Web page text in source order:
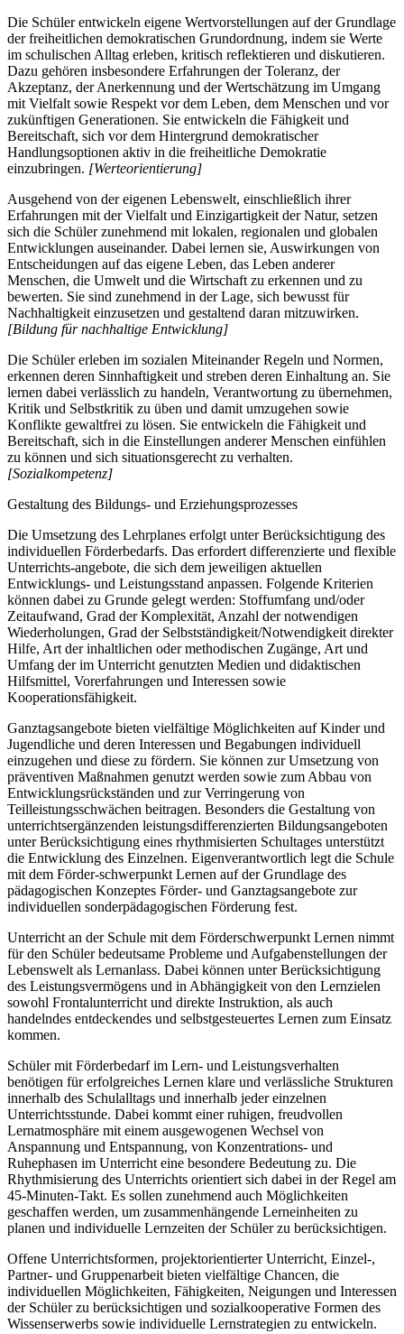
Die Schüler entwickeln eigene Wertvorstellungen auf der Grundlage
der freiheitlichen demokratischen Grundordnung, indem sie Werte
im schulischen Alltag erleben, kritisch reflektieren und diskutieren.
Dazu gehören insbesondere Erfahrungen der Toleranz, der
Akzeptanz, der Anerkennung und der Wertschätzung im Umgang
mit Vielfalt sowie Respekt vor dem Leben, dem Menschen und vor
zukünftigen Generationen. Sie entwickeln die Fähigkeit und
Bereitschaft, sich vor dem Hintergrund demokratischer
Handlungsoptionen aktiv in die freiheitliche Demokratie
einzubringen. [Werteorientierung]
Ausgehend von der eigenen Lebenswelt, einschließlich ihrer
Erfahrungen mit der Vielfalt und Einzigartigkeit der Natur, setzen
sich die Schüler zunehmend mit lokalen, regionalen und globalen
Entwicklungen auseinander. Dabei lernen sie, Auswirkungen von
Entscheidungen auf das eigene Leben, das Leben anderer
Menschen, die Umwelt und die Wirtschaft zu erkennen und zu
bewerten. Sie sind zunehmend in der Lage, sich bewusst für
Nachhaltigkeit einzusetzen und gestaltend daran mitzuwirken.
[Bildung für nachhaltige Entwicklung]
Die Schüler erleben im sozialen Miteinander Regeln und Normen,
erkennen deren Sinnhaftigkeit und streben deren Einhaltung an. Sie
lernen dabei verlässlich zu handeln, Verantwortung zu übernehmen,
Kritik und Selbstkritik zu üben und damit umzugehen sowie
Konflikte gewaltfrei zu lösen. Sie entwickeln die Fähigkeit und
Bereitschaft, sich in die Einstellungen anderer Menschen einfühlen
zu können und sich situationsgerecht zu verhalten.
[Sozialkompetenz]
Gestaltung des Bildungs- und Erziehungsprozesses
Die Umsetzung des Lehrplanes erfolgt unter Berücksichtigung des
individuellen Förderbedarfs. Das erfordert differenzierte und flexible
Unterrichts-angebote, die sich dem jeweiligen aktuellen
Entwicklungs- und Leistungsstand anpassen. Folgende Kriterien
können dabei zu Grunde gelegt werden: Stoffumfang und/oder
Zeitaufwand, Grad der Komplexität, Anzahl der notwendigen
Wiederholungen, Grad der Selbstständigkeit/Notwendigkeit direkter
Hilfe, Art der inhaltlichen oder methodischen Zugänge, Art und
Umfang der im Unterricht genutzten Medien und didaktischen
Hilfsmittel, Vorerfahrungen und Interessen sowie
Kooperationsfähigkeit.
Ganztagsangebote bieten vielfältige Möglichkeiten auf Kinder und
Jugendliche und deren Interessen und Begabungen individuell
einzugehen und diese zu fördern. Sie können zur Umsetzung von
präventiven Maßnahmen genutzt werden sowie zum Abbau von
Entwicklungsrückständen und zur Verringerung von
Teilleistungsschwächen beitragen. Besonders die Gestaltung von
unterrichtsergänzenden leistungsdifferenzierten Bildungsangeboten
unter Berücksichtigung eines rhythmisierten Schultages unterstützt
die Entwicklung des Einzelnen. Eigenverantwortlich legt die Schule
mit dem Förder-schwerpunkt Lernen auf der Grundlage des
pädagogischen Konzeptes Förder- und Ganztagsangebote zur
individuellen sonderpädagogischen Förderung fest.
Unterricht an der Schule mit dem Förderschwerpunkt Lernen nimmt
für den Schüler bedeutsame Probleme und Aufgabenstellungen der
Lebenswelt als Lernanlass. Dabei können unter Berücksichtigung
des Leistungsvermögens und in Abhängigkeit von den Lernzielen
sowohl Frontalunterricht und direkte Instruktion, als auch
handelndes entdeckendes und selbstgesteuertes Lernen zum Einsatz
kommen.
Schüler mit Förderbedarf im Lern- und Leistungsverhalten
benötigen für erfolgreiches Lernen klare und verlässliche Strukturen
innerhalb des Schulalltags und innerhalb jeder einzelnen
Unterrichtsstunde. Dabei kommt einer ruhigen, freudvollen
Lernatmosphäre mit einem ausgewogenen Wechsel von
Anspannung und Entspannung, von Konzentrations- und
Ruhephasen im Unterricht eine besondere Bedeutung zu. Die
Rhythmisierung des Unterrichts orientiert sich dabei in der Regel am
45-Minuten-Takt. Es sollen zunehmend auch Möglichkeiten
geschaffen werden, um zusammenhängende Lerneinheiten zu
planen und individuelle Lernzeiten der Schüler zu berücksichtigen.
Offene Unterrichtsformen, projektorientierter Unterricht, Einzel-,
Partner- und Gruppenarbeit bieten vielfältige Chancen, die
individuellen Möglichkeiten, Fähigkeiten, Neigungen und Interessen
der Schüler zu berücksichtigen und sozialkooperative Formen des
Wissenserwerbs sowie individuelle Lernstrategien zu entwickeln.